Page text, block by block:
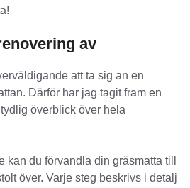
av
att ta sig an en
Därför har jag tagit fram en
överblick över hela
kan du förvandla din gräsmatta till
över. Varje steg beskrivs i detalj